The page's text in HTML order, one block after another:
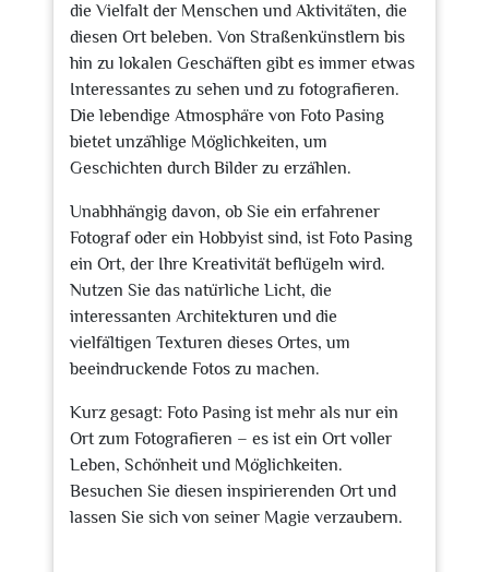
die Vielfalt der Menschen und Aktivitäten, die
diesen Ort beleben. Von Straßenkünstlern bis
hin zu lokalen Geschäften gibt es immer etwas
Interessantes zu sehen und zu fotografieren.
Die lebendige Atmosphäre von Foto Pasing
bietet unzählige Möglichkeiten, um
Geschichten durch Bilder zu erzählen.
Unabhhängig davon, ob Sie ein erfahrener
Fotograf oder ein Hobbyist sind, ist Foto Pasing
ein Ort, der Ihre Kreativität beflügeln wird.
Nutzen Sie das natürliche Licht, die
interessanten Architekturen und die
vielfältigen Texturen dieses Ortes, um
beeindruckende Fotos zu machen.
Kurz gesagt: Foto Pasing ist mehr als nur ein
Ort zum Fotografieren – es ist ein Ort voller
Leben, Schönheit und Möglichkeiten.
Besuchen Sie diesen inspirierenden Ort und
lassen Sie sich von seiner Magie verzaubern.